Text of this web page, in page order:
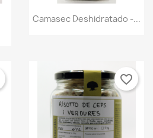
Vista rápida
Camasec Deshidratado -...
favorite_border